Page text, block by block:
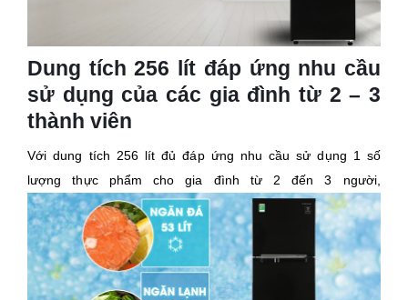
Dung tích 256 lít đáp ứng nhu cầu
sử dụng của các gia đình từ 2 – 3
thành viên
Với dung tích 256 lít đủ đáp ứng nhu cầu sử dụng 1 số
lượng thực phẩm cho gia đình từ 2 đến 3 người,